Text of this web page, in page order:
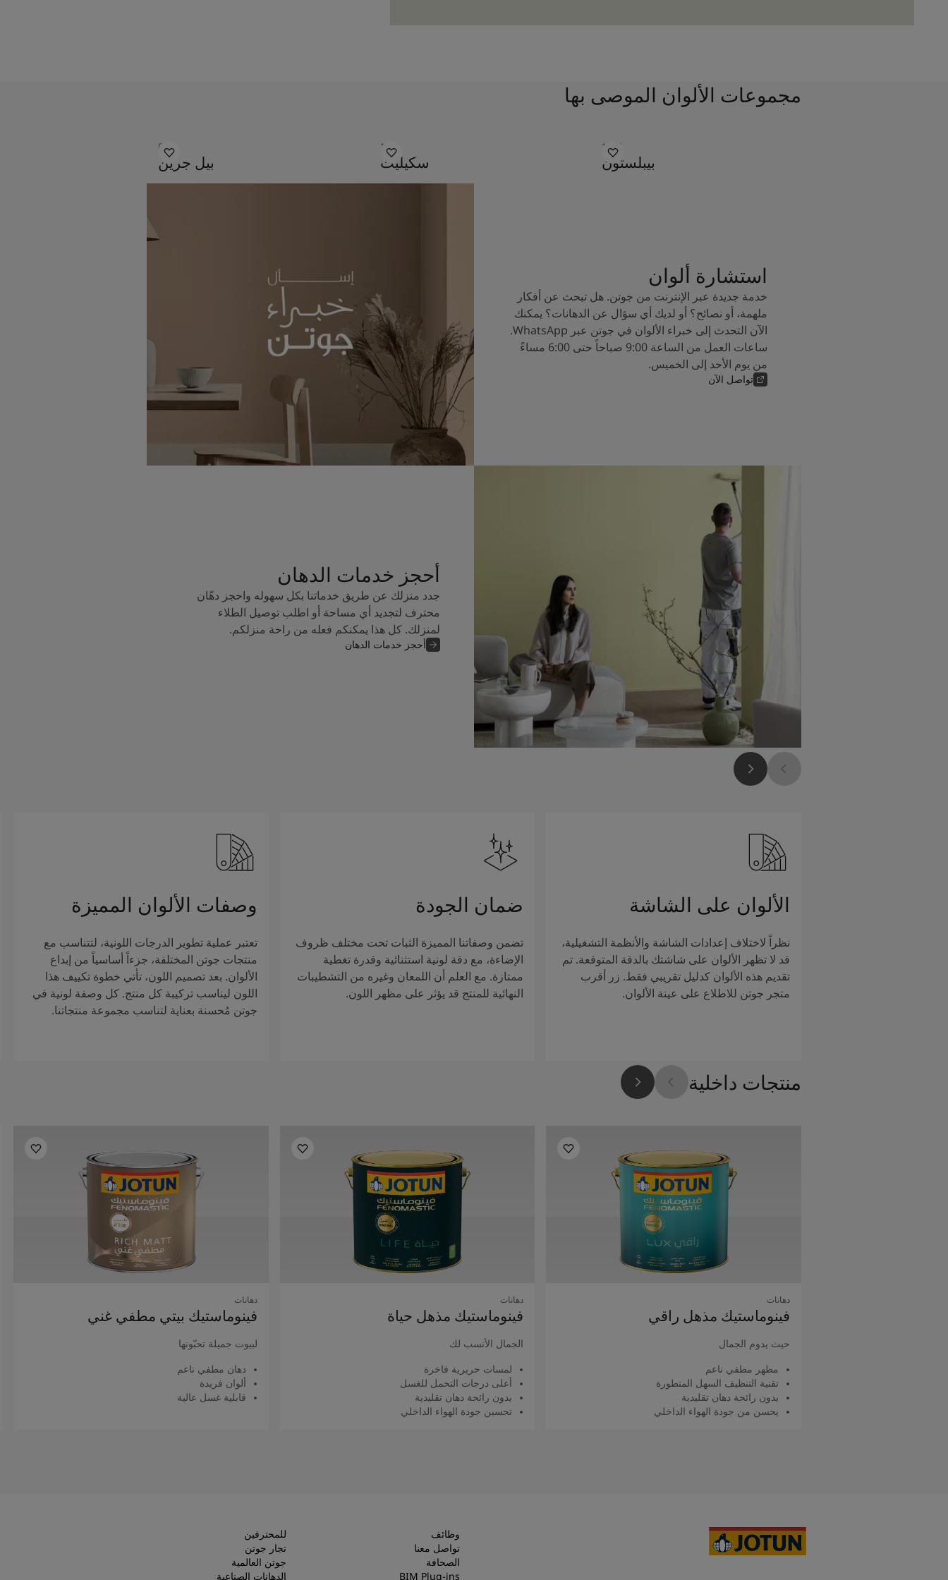
مجموعات الألوان الموصى بها
1877
بيبلستون
1624
سكيليت
8478
بيل جرين
استشارة ألوان
خدمة جديدة عبر الإنترنت من جوتن. هل تبحث عن أفكار
ملهمة، أو نصائح؟ أو لديك أي سؤال عن الدهانات؟ يمكنك
الآن التحدث إلى خبراء الألوان في جوتن عبر WhatsApp.
ساعات العمل من الساعة 9:00 صباحاً حتى 6:00 مساءً
من يوم الأحد إلى الخميس.
تواصل الآن
أحجز خدمات الدهان
جدد منزلك عن طريق خدماتنا بكل سهوله واحجز دهّان
محترف لتجديد أي مساحة أو اطلب توصيل الطلاء
لمنزلك. كل هذا يمكنكم فعله من راحة منزلكم.
أحجز خدمات الدهان
الألوان على الشاشة
نظراً لاختلاف إعدادات الشاشة والأنظمة التشغيلية،
قد لا تظهر الألوان على شاشتك بالدقة المتوقعة. تم
تقديم هذه الألوان كدليل تقريبي فقط. زر أقرب
متجر جوتن للاطلاع على عينة الألوان.
ضمان الجودة
تضمن وصفاتنا المميزة الثبات تحت مختلف ظروف
الإضاءة، مع دقة لونية استثنائية وقدرة تغطية
ممتازة. مع العلم أن اللمعان وغيره من التشطيبات
النهائية للمنتج قد يؤثر على مظهر اللون.
وصفات الألوان المميزة
تعتبر عملية تطوير الدرجات اللونية، لتتناسب مع
منتجات جوتن المختلفة، جزءاً أساسياً من إبداع
الألوان. بعد تصميم اللون، تأتي خطوة تكييف هذا
اللون ليناسب تركيبة كل منتج. كل وصفة لونية في
جوتن مُحسنة بعناية لتناسب مجموعة منتجاتنا.
منتجات داخلية
دهانات
فينوماستيك مذهل راقي
حيث يدوم الجمال
مظهر مطفي ناعم
تقنية التنظيف السهل المتطورة
بدون رائحة دهان تقليدية
يحسن من جودة الهواء الداخلي
دهانات
فينوماستيك مذهل حياة
الجمال الأنسب لك
لمسات حريرية فاخرة
أعلى درجات التحمل للغسل
بدون رائحة دهان تقليدية
تحسين جودة الهواء الداخلي
دهانات
فينوماستيك بيتي مطفي غني
لبيوت جميلة تحبّونها
دهان مطفي ناعم
ألوان فريدة
قابلية غسل عالية
وظائف
تواصل معنا
الصحافة
BIM Plug-ins
للمحترفين
تجار جوتن
جوتن العالمية
الدهانات الصناعية